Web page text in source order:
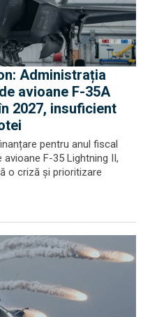
Administrația
avioane F-35A
2027, insuficient
pentru anul fiscal
F-35 Lightning II,
o criză şi prioritizare